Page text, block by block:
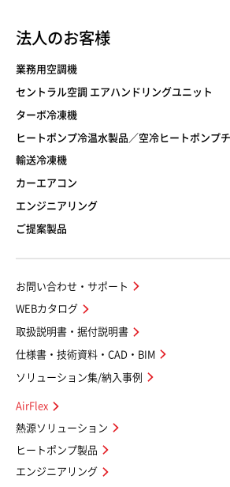
法人のお客様
業務用空調機
セントラル空調 エアハンドリングユニット
ターボ冷凍機
ヒートポンプ冷温水製品／空冷ヒートポンプ
輸送冷凍機
カーエアコン
エンジニアリング
ご提案製品
お問い合わせ・サポート
WEBカタログ
取扱説明書・据付説明書
仕様書・技術資料・CAD・BIM
ソリューション集/納入事例
AirFlex
熱源ソリューション
ヒートポンプ製品
エンジニアリング